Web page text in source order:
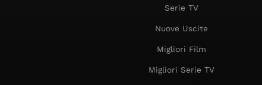
Serie TV
Nuove Uscite
Migliori Film
Migliori Serie TV